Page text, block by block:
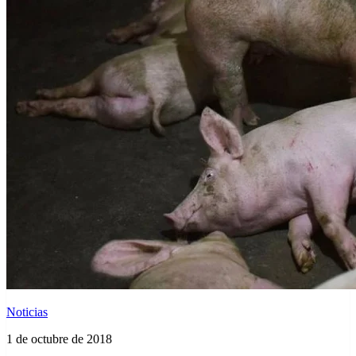
Noticias
1 de octubre de 2018